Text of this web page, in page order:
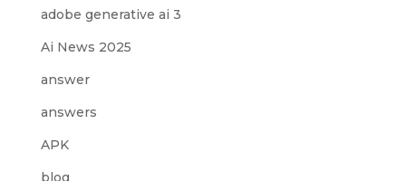
adobe generative ai 3
Ai News 2025
answer
answers
APK
blog